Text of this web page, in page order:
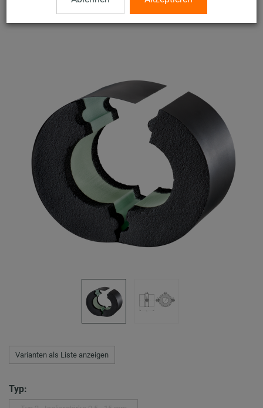
Iso-Schale RTN+ Typ 4, Iso 15,5-25,5 mm, 160 mm
Varianten als Liste anzeigen
Typ: